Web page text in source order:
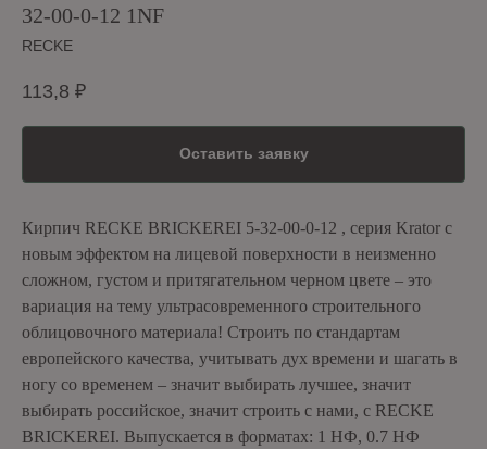
32-00-0-12 1NF
RECKE
113,8 ₽
Оставить заявку
Кирпич RECKE BRICKEREI 5-32-00-0-12 , серия Krator с
новым эффектом на лицевой поверхности в неизменно
сложном, густом и притягательном черном цвете – это
вариация на тему ультрасовременного строительного
облицовочного материала! Строить по стандартам
европейского качества, учитывать дух времени и шагать в
ногу со временем – значит выбирать лучшее, значит
выбирать российское, значит строить с нами, с RECKE
BRICKEREI. Выпускается в форматах: 1 НФ, 0.7 НФ